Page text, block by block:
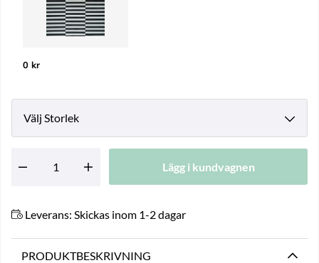
0 kr
Antal Lägg i kundvagnen
Leverans: Skickas inom 1-2 dagar
PRODUKTBESKRIVNING